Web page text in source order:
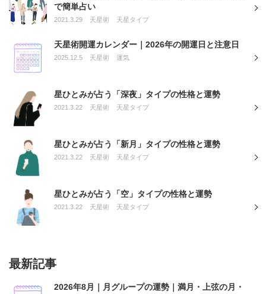
で簡単占い
2021.3.29 天星術 天星タイプ
天星術開運カレンダー｜2026年の開運日と注意日
2025.12.5 天星術 運気
星ひとみが占う「深夜」タイプの性格と運勢
2021.3.22 天星術 天星タイプ
星ひとみが占う「新月」タイプの性格と運勢
2021.3.22 天星術 天星タイプ
星ひとみが占う「空」タイプの性格と運勢
2021.3.22 天星術 天星タイプ
最新記事
2026年8月｜月グループの運勢｜満月・上弦の月・